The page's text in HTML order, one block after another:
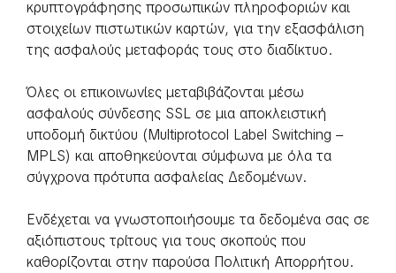
κρυπτογράφησης προσωπικών πληροφοριών και
στοιχείων πιστωτικών καρτών, για την εξασφάλιση
της ασφαλούς μεταφοράς τους στο διαδίκτυο.
Όλες οι επικοινωνίες μεταβιβάζονται μέσω
ασφαλούς σύνδεσης SSL σε μια αποκλειστική
υποδομή δικτύου (Multiprotocol Label Switching –
MPLS) και αποθηκεύονται σύμφωνα με όλα τα
σύγχρονα πρότυπα ασφαλείας Δεδομένων.
Ενδέχεται να γνωστοποιήσουμε τα δεδομένα σας σε
αξιόπιστους τρίτους για τους σκοπούς που
καθορίζονται στην παρούσα Πολιτική Απορρήτου.